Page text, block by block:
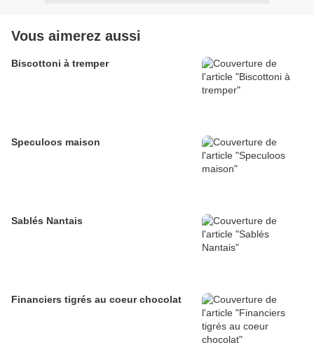
Vous aimerez aussi
Biscottoni à tremper
Speculoos maison
Sablés Nantais
Financiers tigrés au coeur chocolat